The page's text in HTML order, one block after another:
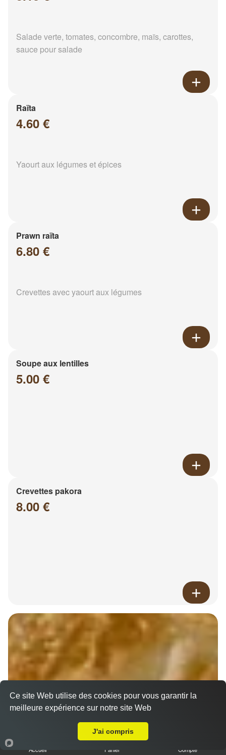
Salade verte, tomates, concombre, maïs, carottes,
sauce pour salade
Raïta
4.60 €
Yaourt aux légumes et épices
Prawn raïta
6.80 €
Crevettes avec yaourt aux légumes
Soupe aux lentilles
5.00 €
Crevettes pakora
8.00 €
Accueil Panier Compte
Ce site Web utilise des cookies pour vous garantir la
meilleure expérience sur notre site Web
J'ai compris